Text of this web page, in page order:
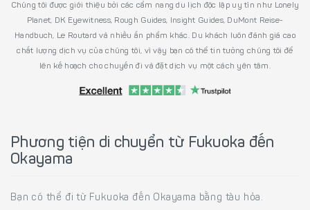
Chúng tôi được giới thiệu bởi các cẩm nang du lịch độc lập uy tín như Lonely
Planet, DK Eyewitness, Rough Guides, Insight Guides, DuMont Reise-
Handbuch, Le Routard và nhiều ấn phẩm khác. Du khách luôn đánh giá cao
chất lượng dịch vụ của chúng tôi, vì vậy bạn có thể tin tưởng chúng tôi để
lên kế hoạch cho chuyến đi và đặt dịch vụ một cách yên tâm.
Phương tiện di chuyển từ Fukuoka đến
Okayama
Bạn có thể đi từ Fukuoka đến Okayama bằng tàu hỏa.